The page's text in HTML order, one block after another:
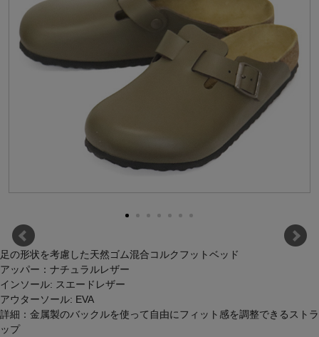
足の形状を考慮した天然ゴム混合コルクフットベッド
アッパー：ナチュラルレザー
インソール: スエードレザー
アウターソール: EVA
詳細：金属製のバックルを使って自由にフィット感を調整できるストラ
ップ